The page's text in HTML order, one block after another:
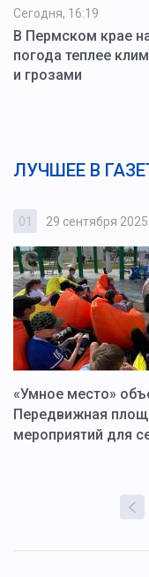
Сегодня, 16:19
В Пермском крае
погода теплее
и грозами
ЛУЧШЕЕ В
01 29 сентября 2025
«Умное место»
Передвижная
мероприятий для